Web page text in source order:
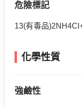
危險標記
13(有毒品
化學性質
強鹼性